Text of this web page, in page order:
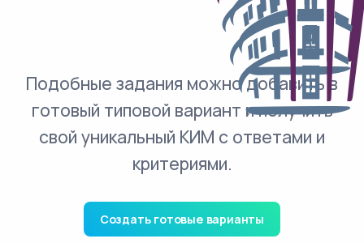
Подобные задания можно добавить в
готовый типовой вариант и получить
свой уникальный КИМ с ответами и
критериями.
Создать готовые варианты